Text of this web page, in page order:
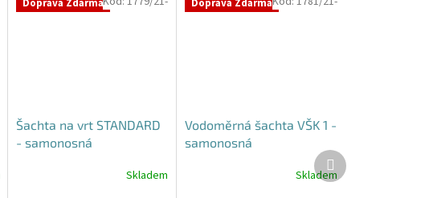
Doprava Zdarma
Šachta na vrt STANDARD
- samonosná
Skladem
Doprava Zdarma
Vodoměrná šachta VŠK 1 -
samonosná
Skladem
Další
produkt